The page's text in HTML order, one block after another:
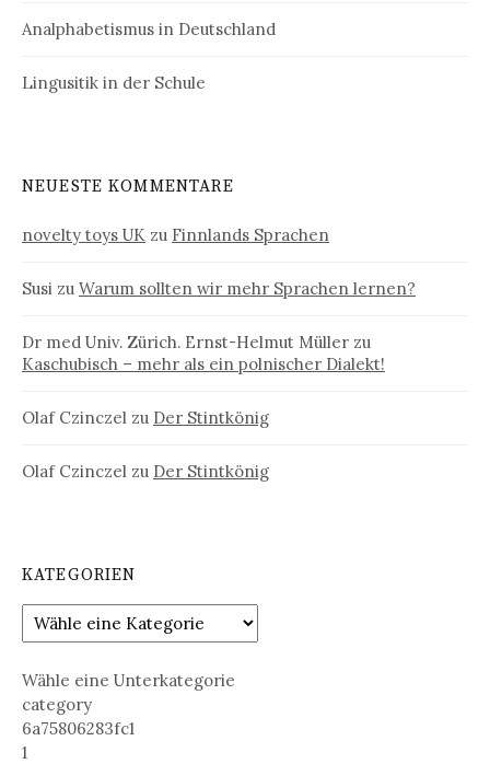
Analphabetismus in Deutschland
Lingusitik in der Schule
NEUESTE KOMMENTARE
novelty toys UK zu Finnlands Sprachen
Susi zu Warum sollten wir mehr Sprachen lernen?
Dr med Univ. Zürich. Ernst-Helmut Müller zu
Kaschubisch – mehr als ein polnischer Dialekt!
Olaf Czinczel zu Der Stintkönig
Olaf Czinczel zu Der Stintkönig
KATEGORIEN
Wähle eine Unterkategorie
category
6a75806283fc1
1